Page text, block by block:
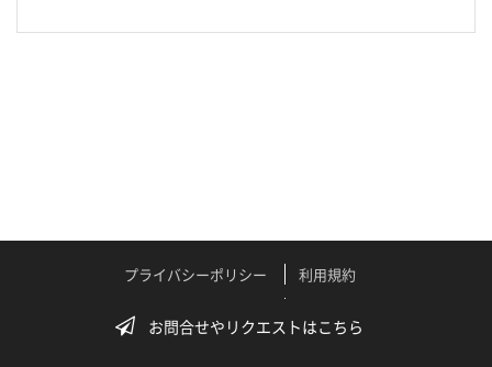
お問合せやリクエストはこちら
プライバシーポリシー
利用規約
テクニカルサポート